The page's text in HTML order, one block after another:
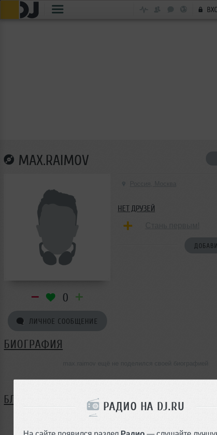
РАДИО НА DJ.RU
На сайте появился раздел Радио — слушайте
MAX.RAIMOV
0
ЛИЧНОЕ СООБЩЕНИЕ
НЕТ ДРУЗЕЙ
БИОГРАФИЯ
БЛОГ